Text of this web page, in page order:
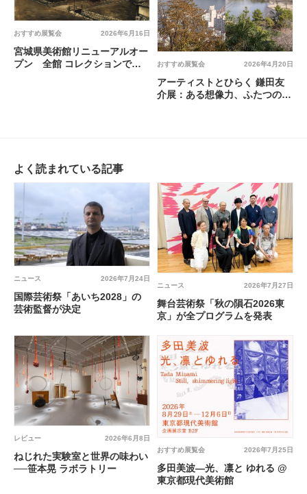
2026年6月16日
おすすめ展覧会
宮城県美術館リニューアルオー
プン 全館 コレクションで魅
2026年4月20日
おすすめ展覧会
アーティストとひらく 鎌田友
介展：ある想像力、ふたつの土
よく読まれている記事
2026年7月24日
ニュース
国際芸術祭「あいち2028」の
芸術監督が決定
2026年7月27日
ニュース
舞台芸術祭「秋の隕石2026東
京」が全プログラムを発表
2026年6月8日
レビュー
ねじれた実験室と世界の味わい
──笹本晃 ラボラトリー
2026年7月25日
おすすめ展覧会
多田美波―光、凛と ゆれる @
東京都現代美術館